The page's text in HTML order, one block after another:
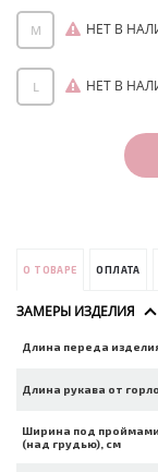
M НЕТ В
L НЕТ В
О ТОВАРЕ ОПЛАТА
ЗАМЕРЫ ИЗДЕЛИЯ
Длина переда
Длина рукава от
Ширина под
(над грудью), см